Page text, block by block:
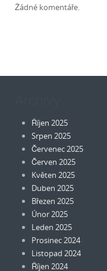
Žádné komentáře.
Říjen 2025
Srpen 2025
Červenec 2025
Červen 2025
Květen 2025
Duben 2025
Březen 2025
Únor 2025
Leden 2025
Prosinec 2024
Listopad 2024
Říjen 2024